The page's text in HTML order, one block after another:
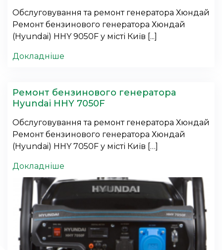
Обслуговування та ремонт генератора Хюндай
Ремонт бензинового генератора Хюндай
(Hyundai) HHY 9050F у місті Київ [...]
Докладніше
Ремонт бензинового генератора
Hyundai HHY 7050F
Обслуговування та ремонт генератора Хюндай
Ремонт бензинового генератора Хюндай
(Hyundai) HHY 7050F у місті Київ […]
Докладніше